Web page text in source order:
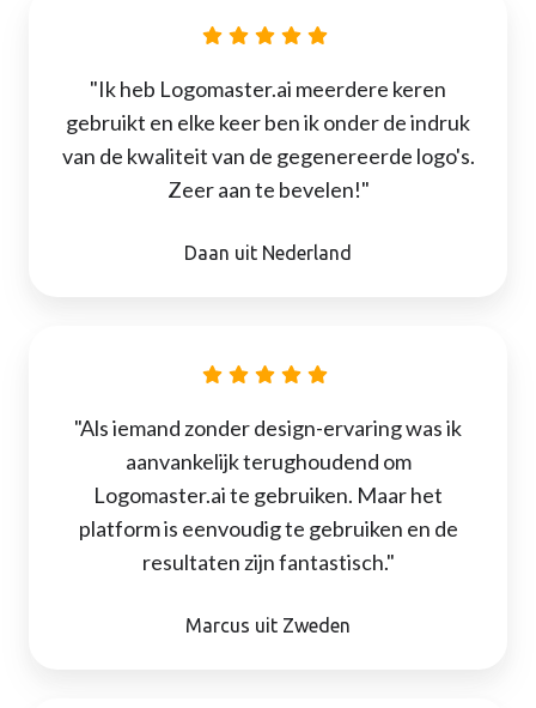
"Ik heb Logomaster.ai meerdere keren
gebruikt en elke keer ben ik onder de indruk
van de kwaliteit van de gegenereerde logo's.
Zeer aan te bevelen!"
Daan uit Nederland
"Als iemand zonder design-ervaring was ik
aanvankelijk terughoudend om
Logomaster.ai te gebruiken. Maar het
platform is eenvoudig te gebruiken en de
resultaten zijn fantastisch."
Marcus uit Zweden